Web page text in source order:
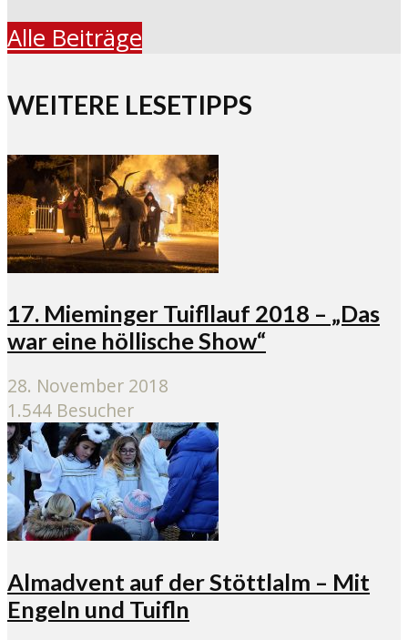
Alle Beiträge
WEITERE LESETIPPS
17. Mieminger Tuifllauf 2018 – „Das
war eine höllische Show“
28. November 2018
1.544 Besucher
Almadvent auf der Stöttlalm – Mit
Engeln und Tuifln